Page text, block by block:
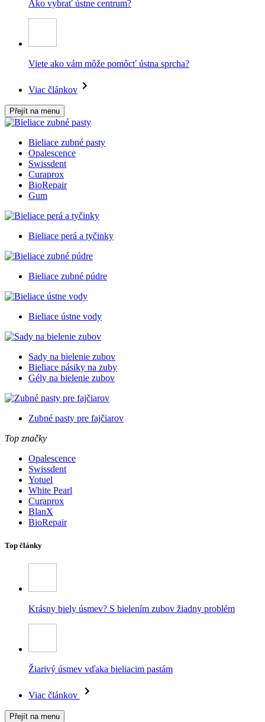
Ako vybrať ústne centrum?
Viete ako vám môže pomôcť ústna sprcha?
Viac článkov
Přejít na menu
Bieliace zubné pasty
Opalescence
Swissdent
Curaprox
BioRepair
Gum
Bieliace perá a tyčinky
Bieliace zubné púdre
Bieliace ústne vody
Sady na bielenie zubov
Bieliace pásiky na zuby
Gély na bielenie zubov
Zubné pasty pre fajčiarov
Top značky
Opalescence
Swissdent
Yotuel
White Pearl
Curaprox
BlanX
BioRepair
Top články
Krásny biely úsmev? S bielením zubov žiadny problém
Žiarivý úsmev vďaka bieliacim pastám
Viac článkov
Přejít na menu